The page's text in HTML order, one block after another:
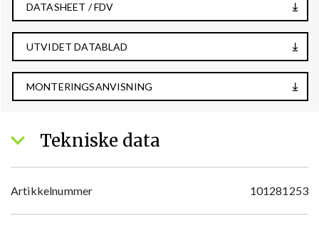
DATASHEET / FDV
UTVIDET DATABLAD
MONTERINGSANVISNING
Tekniske data
Artikkelnummer 101281253